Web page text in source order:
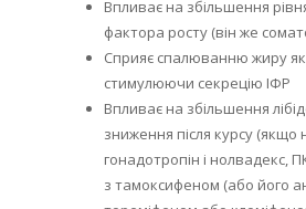
Впливає на збільшення
фактора росту (він же
Сприяє спалюванню жиру як
стимулюючи секрецію ІФР
Впливає на збільшення
зниження після курсу (якщо
гонадотропін і нолвадекс,
з тамоксифеном (або його